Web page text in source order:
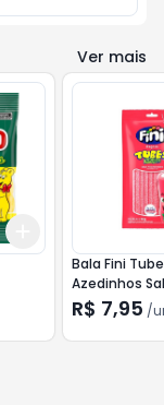
Ver mais
10
Add
Bala Fini
Azedinhos
Morango 80g
R$ 7,95 /